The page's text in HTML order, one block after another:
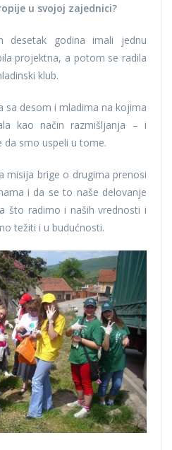
u svojoj zajednici?
desetak godina imali jednu
projektna, a potom se radila
klub.
sa desom i mladima na kojima
kao način razmišljanja – i
da smo uspeli u tome.
misija brige o drugima prenosi
i da se to naše delovanje
što radimo i naših vrednosti i
težiti i u budućnosti.